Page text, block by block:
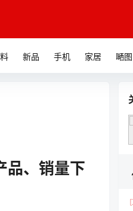
新品 手机 家居 嗮图
品、销量下